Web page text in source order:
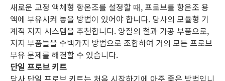
새로운 교정 액체형 항온조를 설정할 때, 프로브를 항온조 용
액에 부유시켜 놓을 방법이 있어야 합니다. 당사의 모듈형 기
계적 지지 시스템을 추천합니다. 양질의 철과 가공 부품으로,
지지 부품들을 수백가지 방법으로 조합하여 거의 모든 프로브
부유 문제를 해결할 수 있습니다.
단일 프로브 키트
당사 단일 프로브 키트는 처음 시작하기에 아주 좋은 방법입니